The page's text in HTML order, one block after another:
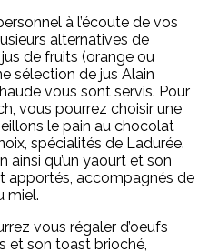
à l’écoute de vos
alternatives de
de fruits (orange ou
sélection de jus Alain
vous sont servis. Pour
vous pourrez choisir une
le pain au chocolat
spécialités de Ladurée.
ainsi qu’un yaourt et son
apportés, accompagnés de
miel.
vous régaler d’oeufs
et son toast brioché,